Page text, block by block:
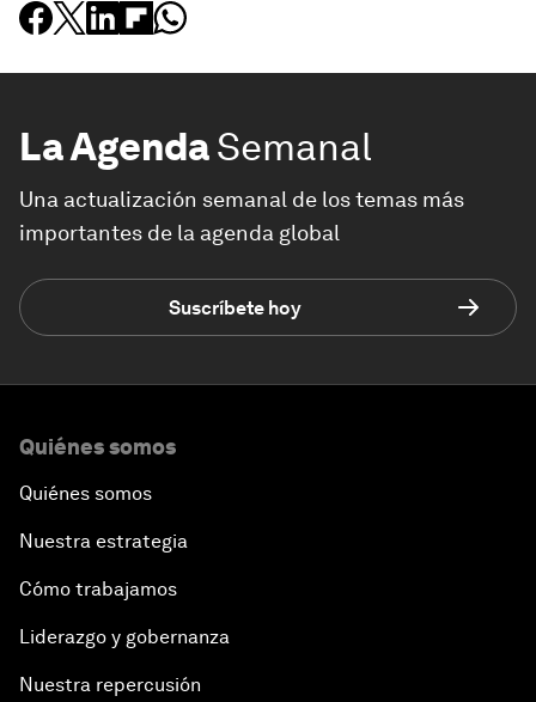
La AgendaSemanal
Una actualización semanal de los temas más
importantes de la agenda global
Suscríbete hoy
Quiénes somos
Quiénes somos
Nuestra estrategia
Cómo trabajamos
Liderazgo y gobernanza
Nuestra repercusión